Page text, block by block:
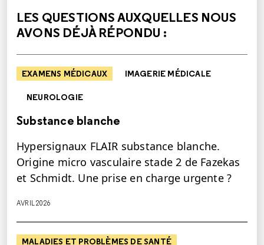
LES QUESTIONS AUXQUELLES NOUS
AVONS DÉJÀ RÉPONDU :
EXAMENS MÉDICAUX IMAGERIE MÉDICALE
NEUROLOGIE
Substance blanche
Hypersignaux FLAIR substance blanche.
Origine micro vasculaire stade 2 de Fazekas
et Schmidt. Une prise en charge urgente ?
AVRIL 2026
MALADIES ET PROBLÈMES DE SANTÉ